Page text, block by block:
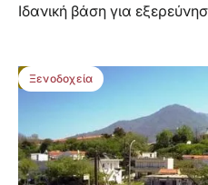
Ιδανική βάση για
BEST DEAL
Ξενοδοχεία